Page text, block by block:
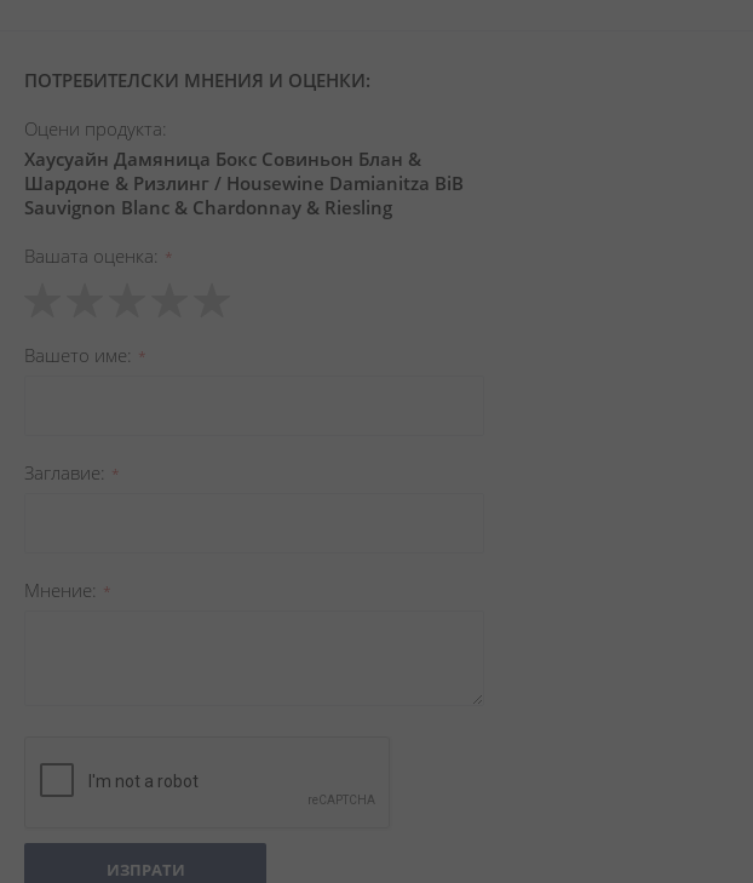
ПОТРЕБИТЕЛСКИ МНЕНИЯ И ОЦЕНКИ:
Оцени продукта:
Хаусуайн Дамяница Бокс Совиньон Блан &
Шардоне & Ризлинг / Housewine Damianitza BiB
Sauvignon Blanc & Chardonnay & Riesling
Вашата оценка
star
stars
stars
stars
stars
Вашето име
Заглавиe
Мнение
ИЗПРАТИ